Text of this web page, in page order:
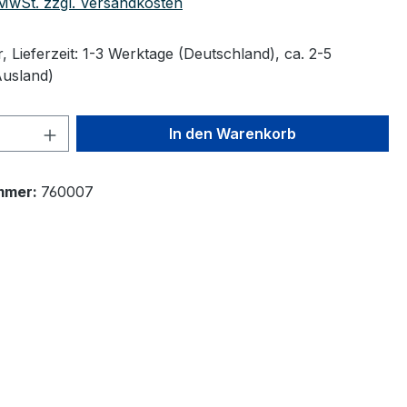
Lieferzeit: 1-3 Werktage (Deutschland), ca. 2-5
Anzahl: Gib den gewünschten Wert
In den Warenkorb
760007